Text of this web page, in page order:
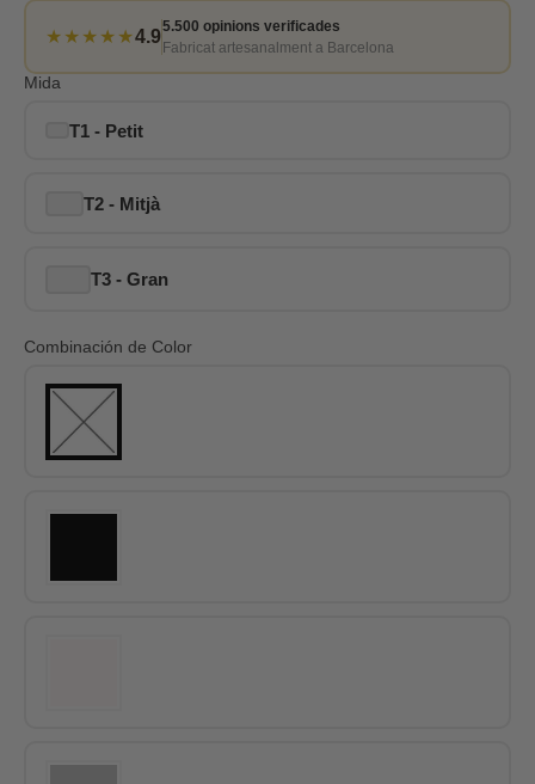
★★★★★4.9
5.500 opinions verificades
Fabricat artesanalment a Barcelona
Mida
T1 - Petit
T2 - Mitjà
T3 - Gran
Combinación de Color